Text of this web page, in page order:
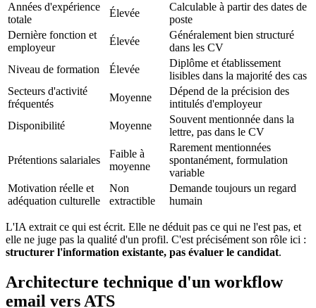
Années d'expérience
totale
Élevée
Calculable à partir des dates de
poste
Dernière fonction et
employeur
Élevée
Généralement bien structuré
dans les CV
Niveau de formation
Élevée
Diplôme et établissement
lisibles dans la majorité des cas
Secteurs d'activité
fréquentés
Moyenne
Dépend de la précision des
intitulés d'employeur
Disponibilité
Moyenne
Souvent mentionnée dans la
lettre, pas dans le CV
Prétentions salariales
Faible à
moyenne
Rarement mentionnées
spontanément, formulation
variable
Motivation réelle et
adéquation culturelle
Non
extractible
Demande toujours un regard
humain
L'IA extrait ce qui est écrit. Elle ne déduit pas ce qui ne l'est pas, et
elle ne juge pas la qualité d'un profil. C'est précisément son rôle ici :
structurer l'information existante, pas évaluer le candidat.
Architecture technique d'un workflow
email vers ATS